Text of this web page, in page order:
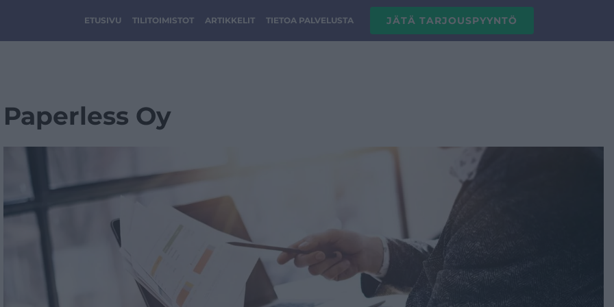
ETUSIVU TILITOIMISTOT ARTIKKELIT TIETOA PALVELUSTA JÄTÄ TARJOUSPYYNTÖ
Paperless Oy